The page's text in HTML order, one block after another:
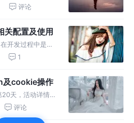
。起码我没有遇
置写入配置完成
评论
关配置及使用
开发过程中是很
不太愿意用，主
要去看文件中的
1
及cookie操作
20天，活动详情
]今天看一下
的操作。
评论